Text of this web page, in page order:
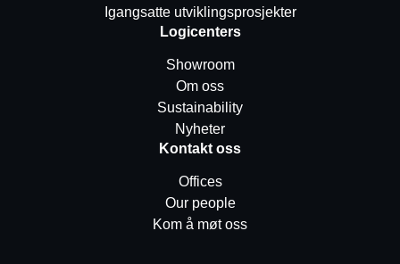
Igangsatte utviklingsprosjekter
Logicenters
Showroom
Om oss
Sustainability
Nyheter
Kontakt oss
Offices
Our people
Kom å møt oss